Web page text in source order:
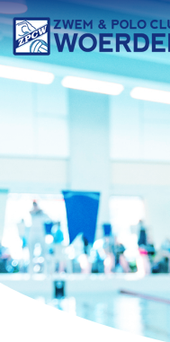
Doorgaan
naar
inhoud